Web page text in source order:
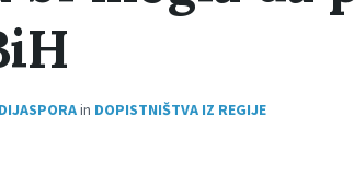
in DOPISTNIŠTVA IZ REGIJE